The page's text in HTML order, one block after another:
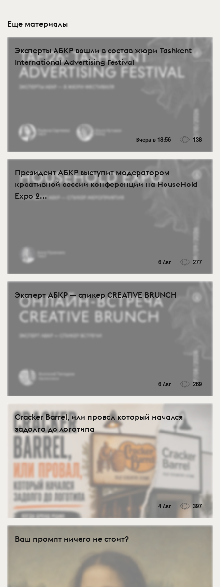
Еще материалы
Эксперты АБКР вошли в состав жюри Tashkent
International Advertising Festival
Вчера в 18:56 138
Президент АБКР выступит модератором
креативной сессии конференции на HouseHold
Expo 2...
6 Авг 277
Эксперт АБКР — спикер CREATIVE BRUNCH
6 Авг 269
Cracker Barrel, или провал который начался
задолго до логотипа
4 Авг 397
Ваш промпт ничего не стоит?